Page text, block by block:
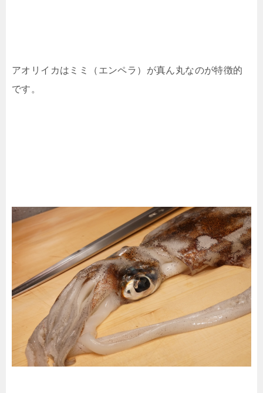
アオリイカはミミ（エンペラ）が真ん丸なのが特徴的
です。